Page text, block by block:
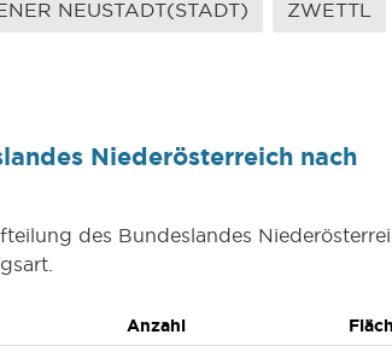
NEUSTADT(STADT) ZWETTL
Niederösterreich nach
des Bundeslandes
Anzahl